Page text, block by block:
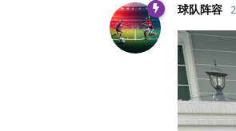
球队阵容